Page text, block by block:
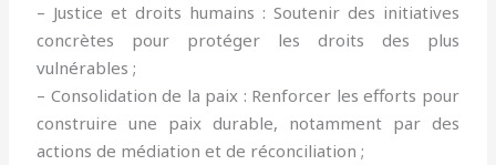
– Justice et droits humains : Soutenir des initiatives
concrètes pour protéger les droits des plus
vulnérables ;
– Consolidation de la paix : Renforcer les efforts pour
construire une paix durable, notamment par des
actions de médiation et de réconciliation ;